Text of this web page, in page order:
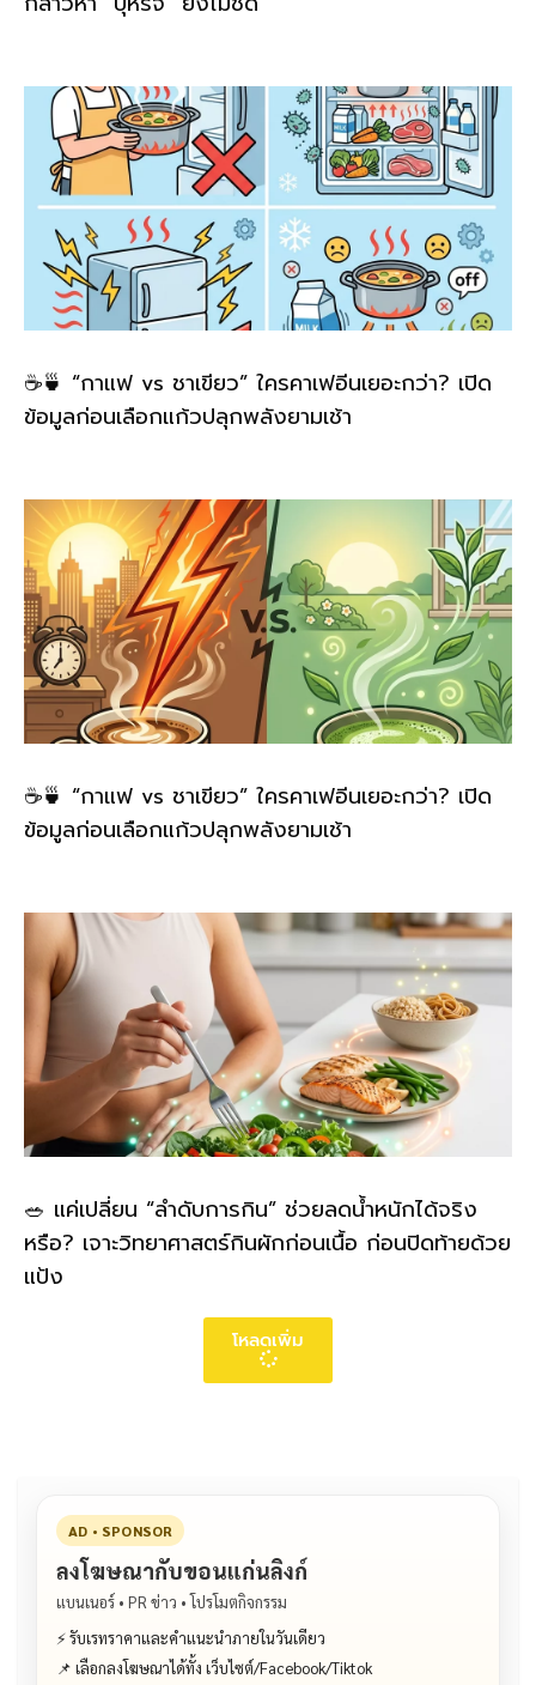
☕🍵 “กาแฟ vs ชาเขียว” ใครคาเฟอีนเยอะกว่า? เปิด
ข้อมูลก่อนเลือกแก้วปลุกพลังยามเช้า
☕🍵 “กาแฟ vs ชาเขียว” ใครคาเฟอีนเยอะกว่า? เปิด
ข้อมูลก่อนเลือกแก้วปลุกพลังยามเช้า
🥗 แค่เปลี่ยน “ลำดับการกิน” ช่วยลดน้ำหนักได้จริง
หรือ? เจาะวิทยาศาสตร์กินผักก่อนเนื้อ ก่อนปิดท้ายด้วย
แป้ง
โหลดเพิ่ม
AD • SPONSOR
ลงโฆษณากับขอนแก่นลิงก์
แบนเนอร์ • PR ข่าว • โปรโมตกิจกรรม
⚡ รับเรทราคาและคำแนะนำภายในวันเดียว
📌 เลือกลงโฆษณาได้ทั้ง เว็บไซต์/Facebook/Tiktok